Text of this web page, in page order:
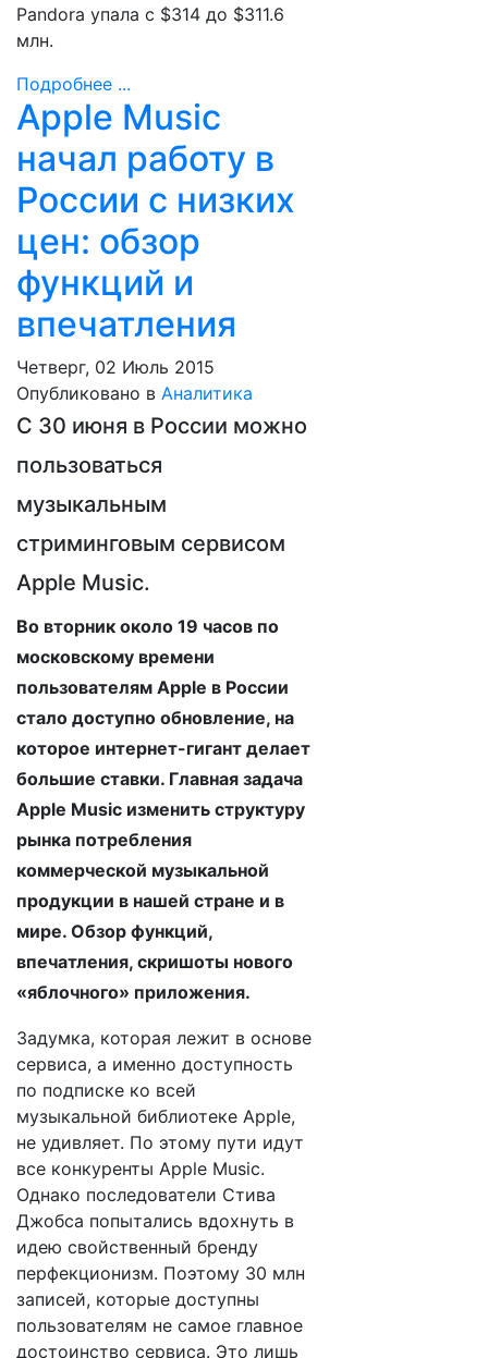
Pandora упала с $314 до $311.6
млн.
Подробнее ...
Apple Music
начал работу в
России с низких
цен: обзор
функций и
впечатления
Четверг, 02 Июль 2015
Опубликовано в Аналитика
С 30 июня в России можно
пользоваться
музыкальным
стриминговым сервисом
Apple Music.
Во вторник около 19 часов по
московскому времени
пользователям Apple в России
стало доступно обновление, на
которое интернет-гигант делает
большие ставки. Главная задача
Apple Music изменить структуру
рынка потребления
коммерческой музыкальной
продукции в нашей стране и в
мире. Обзор функций,
впечатления, скришоты нового
«яблочного» приложения.
Задумка, которая лежит в основе
сервиса, а именно доступность
по подписке ко всей
музыкальной библиотеке Apple,
не удивляет. По этому пути идут
все конкуренты Apple Music.
Однако последователи Стива
Джобса попытались вдохнуть в
идею свойственный бренду
перфекционизм. Поэтому 30 млн
записей, которые доступны
пользователям не самое главное
достоинство сервиса. Это лишь